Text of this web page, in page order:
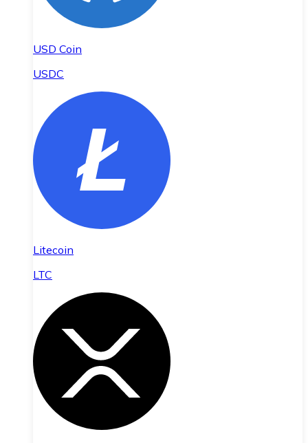
USD Coin
USDC
Litecoin
LTC